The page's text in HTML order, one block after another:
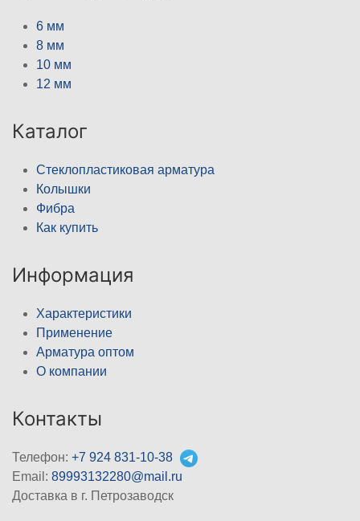
6 мм
8 мм
10 мм
12 мм
Каталог
Стеклопластиковая арматура
Колышки
Фибра
Как купить
Информация
Характеристики
Применение
Арматура оптом
О компании
Контакты
Телефон: +7 924 831-10-38
Email: 89993132280@mail.ru
Доставка в г. Петрозаводск